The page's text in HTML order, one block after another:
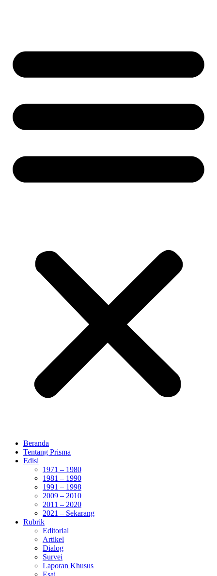
Beranda
Tentang Prisma
Edisi
1971 – 1980
1981 – 1990
1991 – 1998
2009 – 2010
2011 – 2020
2021 – Sekarang
Rubrik
Editorial
Artikel
Dialog
Survei
Laporan Khusus
Esai